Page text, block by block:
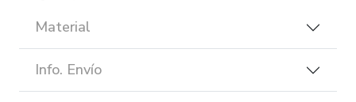
Material
Info. Envío